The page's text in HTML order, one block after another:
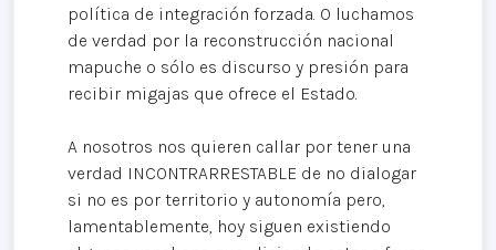
política de integración forzada. O luchamos
de verdad por la reconstrucción nacional
mapuche o sólo es discurso y presión para
recibir migajas que ofrece el Estado.
A nosotros nos quieren callar por tener una
verdad INCONTRARRESTABLE de no dialogar
si no es por territorio y autonomía pero,
lamentablemente, hoy siguen existiendo